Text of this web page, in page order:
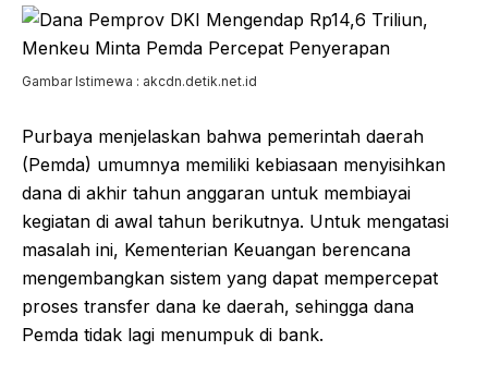
Gambar Istimewa : akcdn.detik.net.id
Purbaya menjelaskan bahwa pemerintah daerah
(Pemda) umumnya memiliki kebiasaan menyisihkan
dana di akhir tahun anggaran untuk membiayai
kegiatan di awal tahun berikutnya. Untuk mengatasi
masalah ini, Kementerian Keuangan berencana
mengembangkan sistem yang dapat mempercepat
proses transfer dana ke daerah, sehingga dana
Pemda tidak lagi menumpuk di bank.